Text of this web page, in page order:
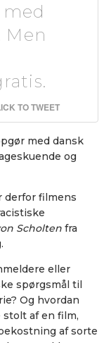
Men
TO TWEET
med dansk
og
derfor filmens
Scholten fra
eller
spørgsmål til
Og hvordan
af en film,
af sorte